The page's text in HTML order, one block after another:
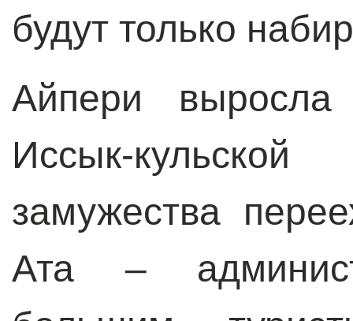
будут только
Айпери
Иссык-
замужества
Ата –